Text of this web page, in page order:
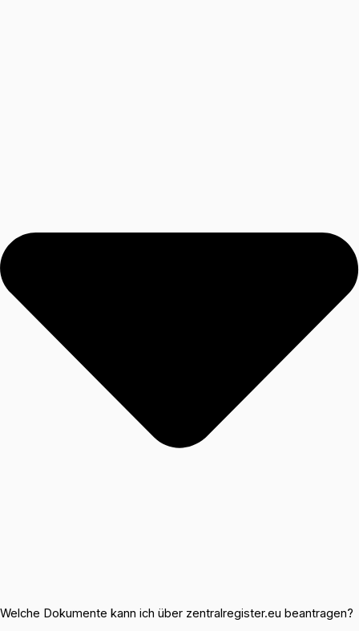
Welche Dokumente kann ich über zentralregister.eu beantragen?